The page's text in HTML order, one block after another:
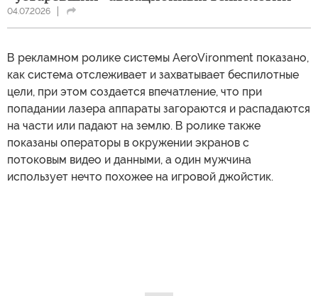
04.07.2026
В рекламном ролике системы AeroVironment показано,
как система отслеживает и захватывает беспилотные
цели, при этом создается впечатление, что при
попадании лазера аппараты загораются и распадаются
на части или падают на землю. В ролике также
показаны операторы в окружении экранов с
потоковым видео и данными, а один мужчина
использует нечто похожее на игровой джойстик.